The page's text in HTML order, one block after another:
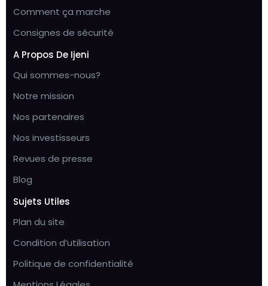
Comment ça marche
Consignes de sécurité
A Propos De Ijeni
Qui sommes-nous?
Notre mission
Nos partenaires
Nos investisseurs
Revues de presse
Blog
Sujets Utiles
Plan du site
Condition d’utilisation
Politique de confidentialité